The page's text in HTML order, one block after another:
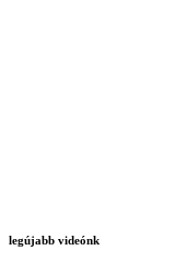
legújabb videónk